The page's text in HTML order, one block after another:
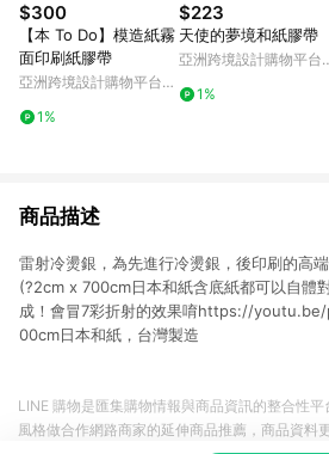
$300
【本 To Do】模造紙霧
面印刷紙膠帶
亞洲跨境設計購物平台
1%
$223
天使的夢境和紙膠帶
亞洲跨境設計購物平台
1%
商品描述
雷射冷燙銀，為先進行冷燙銀，後印刷的高
(?2cm x 700cm日本和紙含底紙都可以自體
成！會冒7彩折射的效果唷https://youtu.be/
00cm日本和紙，台灣製造
LINE 購物是匯集購物情報與商品資訊的整合性
風格做合作網路商家的延伸商品推薦，商品資料